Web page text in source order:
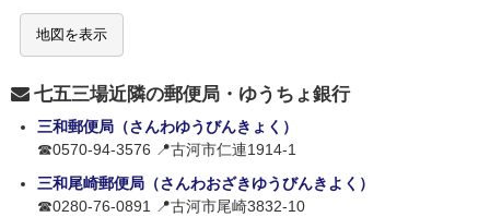
地図を表示
七五三場近隣の郵便局・ゆうちょ銀行
三和郵便局（さんわゆうびんきょく）
☎0570-94-3576 📍古河市仁連1914-1
三和尾崎郵便局（さんわおざきゆうびんきよく）
☎0280-76-0891 📍古河市尾崎3832-10